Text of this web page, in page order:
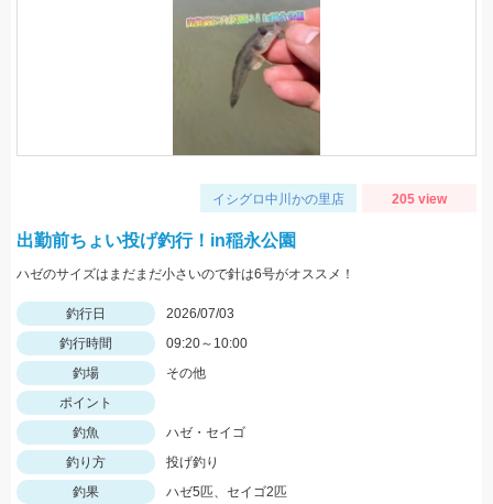
イシグロ中川かの里店 205 view
出勤前ちょい投げ釣行！in稲永公園
ハゼのサイズはまだまだ小さいので針は6号がオススメ！
釣行日
2026/07/03
釣行時間
09:20～10:00
釣場
その他
ポイント
釣魚
ハゼ・セイゴ
釣り方
投げ釣り
釣果
ハゼ5匹、セイゴ2匹